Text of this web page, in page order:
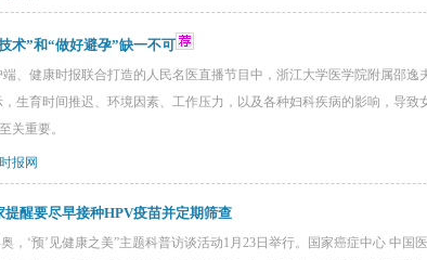
术”和“做好避孕”缺一不可
、健康时报联合打造的人民名医直播节目中，浙江大学医学院附属邵逸
生育时间推迟、环境因素、工作压力，以及各种妇科疾病的影响，导致
关重要。
报网
醒要尽早接种HPV疫苗并定期筛查
，‘预’见健康之美”主题科普访谈活动1月23日举行。国家癌症中心 中国